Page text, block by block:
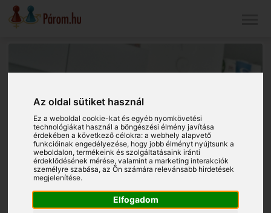
Az oldal sütiket használ
Ez a weboldal cookie-kat és egyéb nyomkövetési
technológiákat használ a böngészési élmény javítása
érdekében a következő célokra:a webhely alapvető
funkcióinak engedélyezése, hogy jobb élményt nyújtsunk a
weboldalon,termékeink és szolgáltatásaink iránti
érdeklődésének mérése, valamint a marketing interakciók
személyre szabása,az Ön számára relevánsabb hirdetések
megjelenítése.
Elfogadom